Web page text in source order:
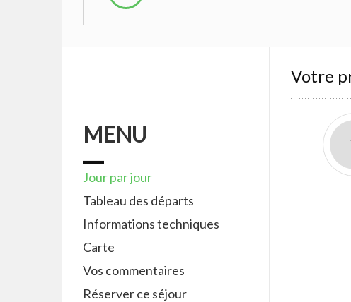
MENU
Jour par jour
Tableau des départs
Informations techniques
Carte
Vos commentaires
Réserver ce séjour
Votre